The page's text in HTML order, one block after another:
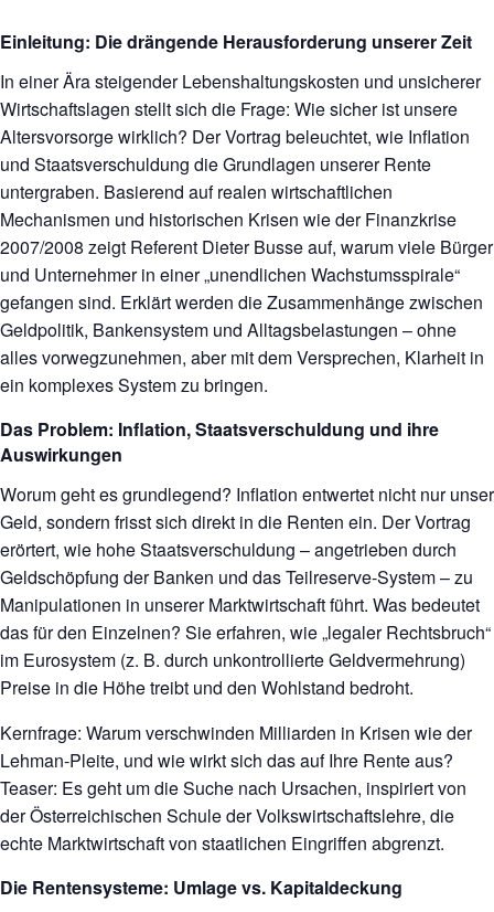
Einleitung: Die drängende Herausforderung unserer Zeit
In einer Ära steigender Lebenshaltungskosten und unsicherer
Wirtschaftslagen stellt sich die Frage: Wie sicher ist unsere
Altersvorsorge wirklich? Der Vortrag beleuchtet, wie Inflation
und Staatsverschuldung die Grundlagen unserer Rente
untergraben. Basierend auf realen wirtschaftlichen
Mechanismen und historischen Krisen wie der Finanzkrise
2007/2008 zeigt Referent Dieter Busse auf, warum viele Bürger
und Unternehmer in einer „unendlichen Wachstumsspirale“
gefangen sind. Erklärt werden die Zusammenhänge zwischen
Geldpolitik, Bankensystem und Alltagsbelastungen – ohne
alles vorwegzunehmen, aber mit dem Versprechen, Klarheit in
ein komplexes System zu bringen.
Das Problem: Inflation, Staatsverschuldung und ihre
Auswirkungen
Worum geht es grundlegend? Inflation entwertet nicht nur unser
Geld, sondern frisst sich direkt in die Renten ein. Der Vortrag
erörtert, wie hohe Staatsverschuldung – angetrieben durch
Geldschöpfung der Banken und das Teilreserve-System – zu
Manipulationen in unserer Marktwirtschaft führt. Was bedeutet
das für den Einzelnen? Sie erfahren, wie „legaler Rechtsbruch“
im Eurosystem (z. B. durch unkontrollierte Geldvermehrung)
Preise in die Höhe treibt und den Wohlstand bedroht.
Kernfrage: Warum verschwinden Milliarden in Krisen wie der
Lehman-Pleite, und wie wirkt sich das auf Ihre Rente aus?
Teaser: Es geht um die Suche nach Ursachen, inspiriert von
der Österreichischen Schule der Volkswirtschaftslehre, die
echte Marktwirtschaft von staatlichen Eingriffen abgrenzt.
Die Rentensysteme: Umlage vs. Kapitaldeckung